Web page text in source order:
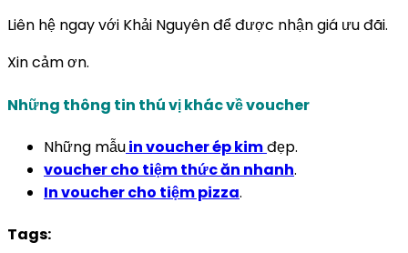
Liên hệ ngay với Khải Nguyên để được nhận giá ưu đãi.
Xin cảm ơn.
Những thông tin thú vị khác về voucher
Những mẫuin voucher ép kimđẹp.
voucher cho tiệm thức ăn nhanh.
In voucher cho tiệm pizza.
Tags: